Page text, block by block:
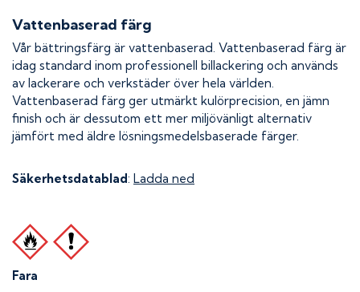
Vattenbaserad färg
Vår bättringsfärg är vattenbaserad. Vattenbaserad färg är
idag standard inom professionell billackering och används
av lackerare och verkstäder över hela världen.
Vattenbaserad färg ger utmärkt kulörprecision, en jämn
finish och är dessutom ett mer miljövänligt alternativ
jämfört med äldre lösningsmedelsbaserade färger.
Säkerhetsdatablad: Ladda ned
Fara